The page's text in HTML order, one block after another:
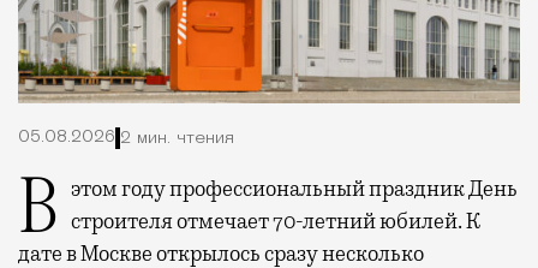
05.08.2026 2 мин. чтения
В этом году профессиональный праздник День строителя отмечает 70-летний юбилей. К
дате в Москве открылось сразу несколько